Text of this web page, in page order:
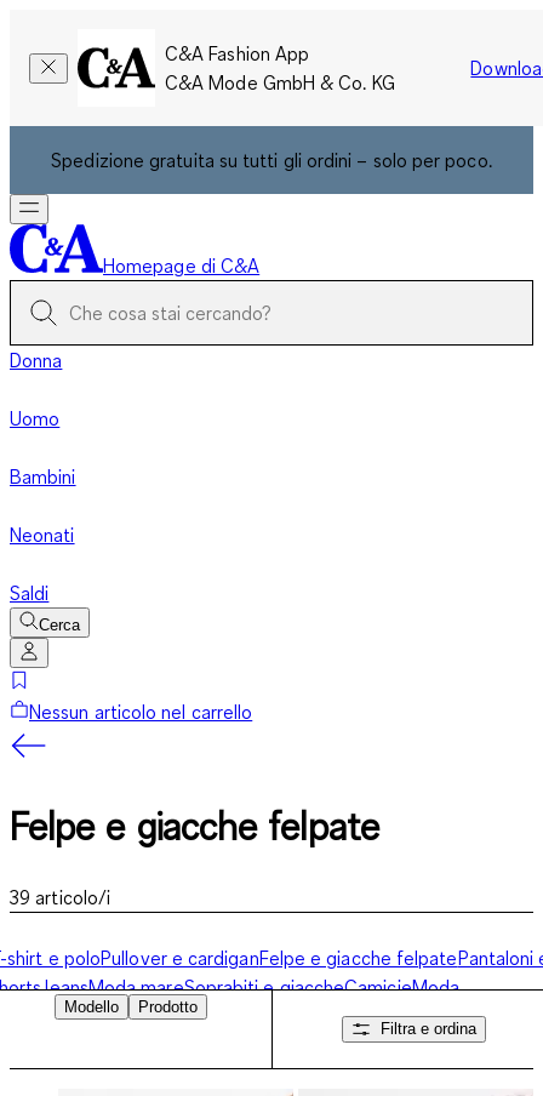
C&A Fashion App
C&A Mode GmbH & Co. KG
Spedizione gratuita su tutti gli ordini – solo per poco.
Homepage di C&A
Donna
Uomo
Bambini
Neonati
Saldi
Cerca
Nessun articolo nel carrello
Felpe e giacche felpate
39 articolo/i
shirt e poloPullover e cardiganFelpe e giacche felpatePantaloni
JeansModa mareSoprabiti e giaccheCamicieModa
CalzeBiancheria intima e moda notte
Modello
Prodotto
Filtra e ordina